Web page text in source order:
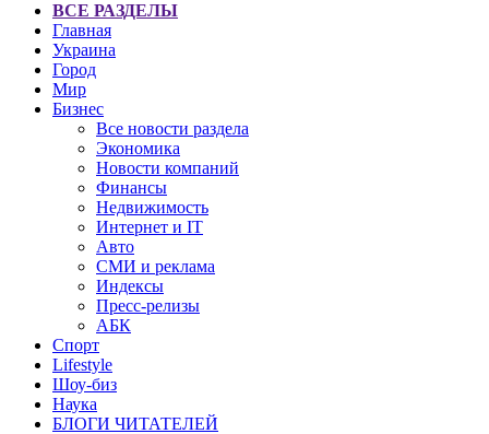
ВСЕ РАЗДЕЛЫ
Главная
Украина
Город
Мир
Бизнес
Все новости раздела
Экономика
Новости компаний
Финансы
Недвижимость
Интернет и IT
Авто
СМИ и реклама
Индексы
Пресс-релизы
АБК
Спорт
Lifestyle
Шоу-биз
Наука
БЛОГИ ЧИТАТЕЛЕЙ